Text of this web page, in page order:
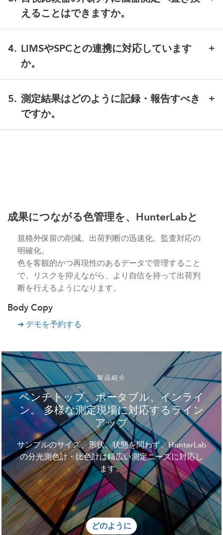
体を45°/0°ジオメトリで測定したい場合は
L2が適しています。
えることはできますか。
なΔEレベルの変化も把握しやすくなります。また、記
録性の高い監査対応データの整備にもつながります。
4. LIMSやSPCとの連携に対応しています
か。
LIMS/SPCシステムへエクスポートでき、傾向管理や
ロット比較の効率化を支援します。
5. 測定結果はどのように記録・報告すべき
ですか。
成果につながる色管理を、HunterLabと
規格外保留の削減。出荷判断の迅速化。監査対応の
明確化。
色を客観的かつ再現性のあるデータで管理すること
で、リスクを抑えながら、より自信を持って出荷判
断を行えるようになります。
Body Copy
➔ デモを予約する
製品紹介
ベンチトップ、ポータブル、インライ
ン。 多様な測定現場に対応するライン
アップ
サンプルのサイズ、形状、状態を問わず、HunterLab
の分光測色計・比色計は幅広い測定ニーズに対応し
ます。
どのように